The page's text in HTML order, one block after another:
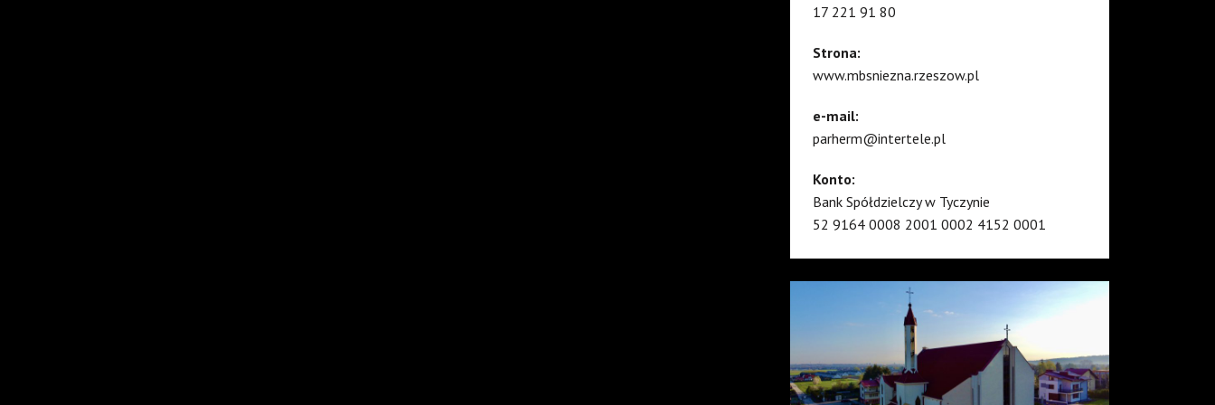
17 221 91 80
Strona:
www.mbsniezna.rzeszow.pl
e-mail:
parherm@intertele.pl
Konto:
Bank Spółdzielczy w Tyczynie
52 9164 0008 2001 0002 4152 0001